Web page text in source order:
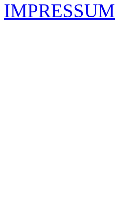
IMPRESSUM